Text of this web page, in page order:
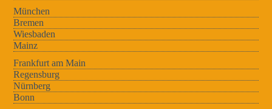
München
Bremen
Wiesbaden
Mainz
Frankfurt am Main
Regensburg
Nürnberg
Bonn